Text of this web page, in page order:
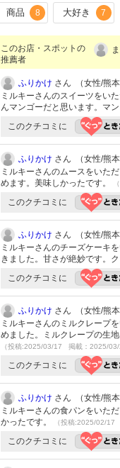
商品 8 大好き 7
このお店・スポットの
推薦者
ふりかけ さん （女性/熊本
ミルキーさんのスイーツをい
んマンゴーだと思います。マ
このクチコミに
ふりかけ さん （女性/熊本
ミルキーさんのムースをいた
めます。美味しかったです。
このクチコミに
ふりかけ さん （女性/熊本
ミルキーさんのチーズケーキ
きました。甘さが絶妙です。
このクチコミに
ふりかけ さん （女性/熊本
ミルキーさんのミルクレープ
めました。ミルクレープの生
（投稿:2025/03/17 掲載：2025/03/
このクチコミに
ふりかけ さん （女性/熊本
ミルキーさんの食パンをいた
かったです。
（投稿:2025/02/17
このクチコミに